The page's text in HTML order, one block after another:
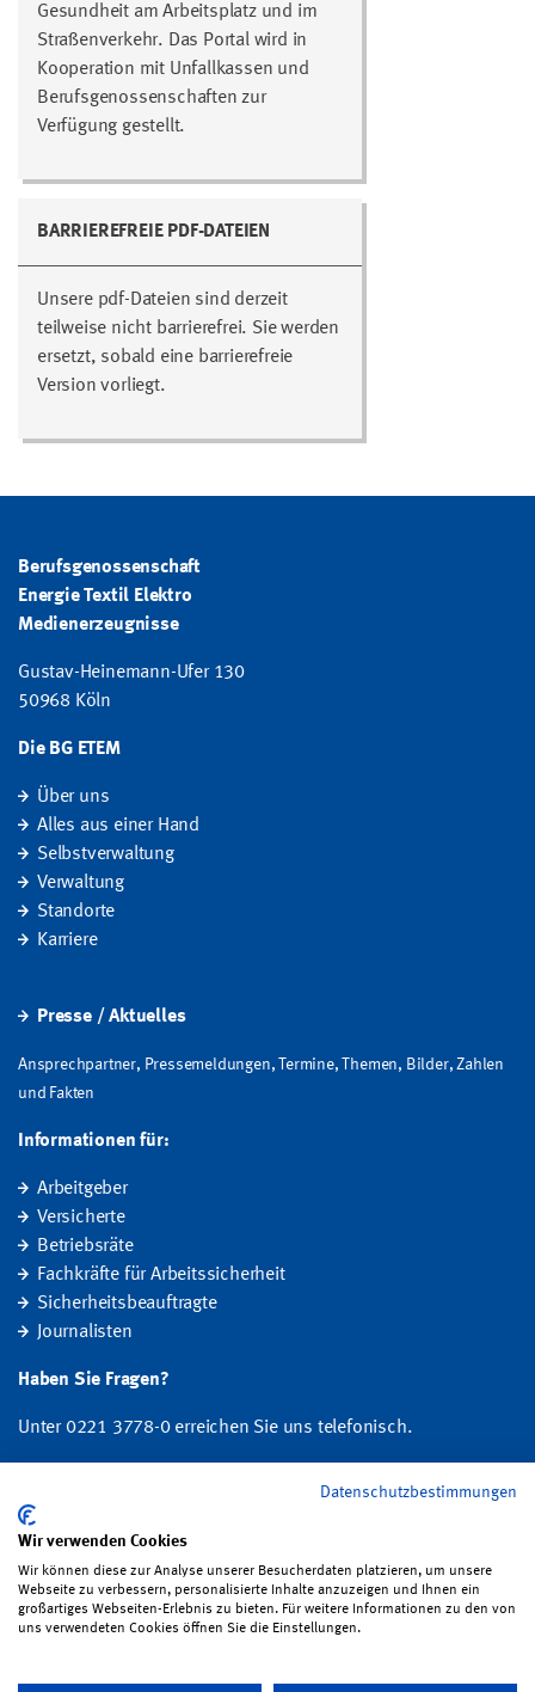
Gesundheit am Arbeitsplatz und im
Straßenverkehr. Das Portal wird in
Kooperation mit Unfallkassen und
Berufsgenossenschaften zur
Verfügung gestellt.
BARRIEREFREIE PDF-DATEIEN
Unsere pdf-Dateien sind derzeit
teilweise nicht barrierefrei. Sie werden
ersetzt, sobald eine barrierefreie
Version vorliegt.
Berufsgenossenschaft
Energie Textil Elektro
Medienerzeugnisse
Gustav-Heinemann-Ufer 130
50968 Köln
Die BG ETEM
Über uns
Alles aus einer Hand
Selbstverwaltung
Verwaltung
Standorte
Karriere
Presse / Aktuelles
Ansprechpartner, Pressemeldungen, Termine, Themen, Bilder, Zahlen
und Fakten
Informationen für:
Arbeitgeber
Versicherte
Betriebsräte
Fachkräfte für Arbeitssicherheit
Sicherheitsbeauftragte
Journalisten
Haben Sie Fragen?
Unter 0221 3778-0 erreichen Sie uns telefonisch.
Entschädigung, Prävention sowie Fragen zu Mitgliedschaft und Beitrag.
Folgen Sie uns:
Datenschutzbestimmungen
Wir verwenden Cookies
Wir können diese zur Analyse unserer Besucherdaten platzieren, um unsere
Webseite zu verbessern, personalisierte Inhalte anzuzeigen und Ihnen ein
großartiges Webseiten-Erlebnis zu bieten. Für weitere Informationen zu den von
uns verwendeten Cookies öffnen Sie die Einstellungen.